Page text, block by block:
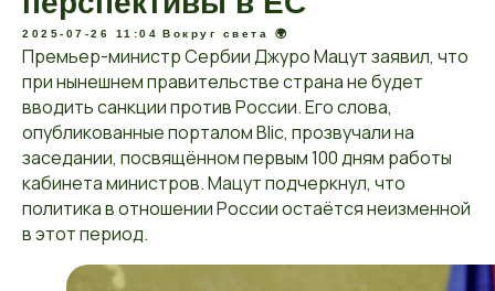
2025-07-26 11:04 Вокруг света 🌍
Премьер-министр Сербии Джуро Мацут заявил, что
при нынешнем правительстве страна не будет
вводить санкции против России. Его слова,
опубликованные порталом Blic, прозвучали на
заседании, посвящённом первым 100 дням работы
кабинета министров. Мацут подчеркнул, что
политика в отношении России остаётся неизменной
в этот период.